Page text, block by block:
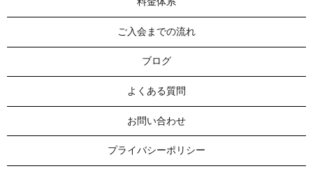
ご入会までの流れ
ブログ
よくある質問
お問い合わせ
プライバシーポリシー